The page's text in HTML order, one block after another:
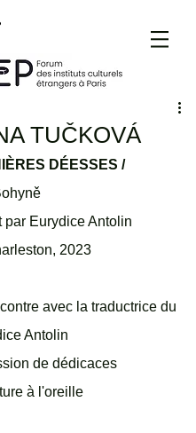
TUČKOVÁ
DÉESSES /
par Eurydice Antolin
2023
avec la traductrice du
Antolin
de dédicaces
à l'oreille